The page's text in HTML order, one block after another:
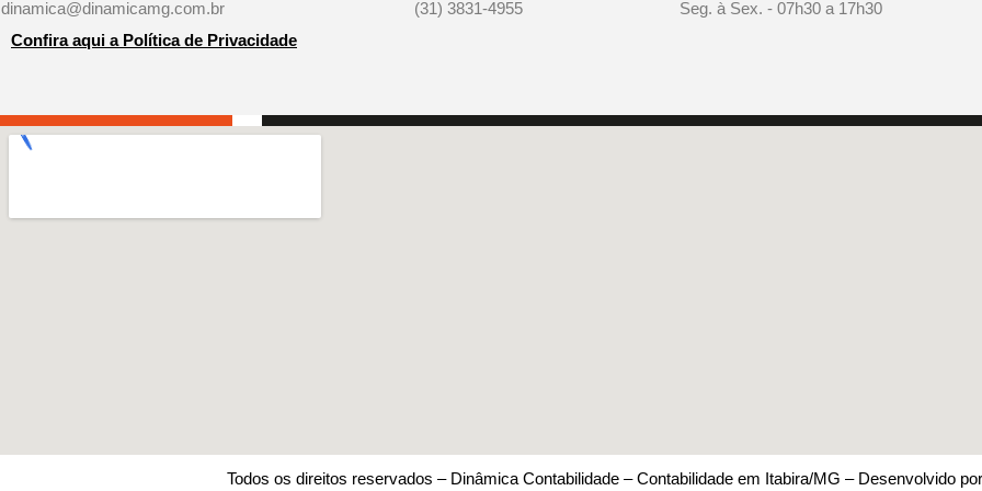
dinamica@dinamicamg.com.br (31) 3831-4955
Seg. à Sex. - 07h30 a 17h30
Confira aqui a Política de Privacidade
Todos os direitos reservados – Dinâmica Contabilidade – Contabilidade em Itabira/MG – Desenvolvido por